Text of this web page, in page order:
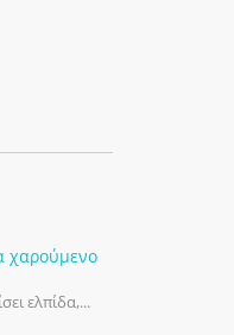
χαρούμενο
ελπίδα,...